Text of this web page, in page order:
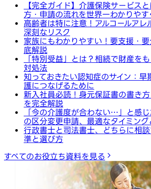
【完全ガイド】介護保険サービス
方・申請の流れを世界一わかりやす
高齢者は特に注意！アルコールアレ
深刻なリスク
家族にもわかりやすい！要支援・
底解説
「特別受益」とは？相続で財産を
対処法
知っておきたい認知症のサイン：早
護につなげるために
新入社員必読！身元保証書の書き
を完全解説
「今の介護度が合わない…」と感
の区分変更申請、最適なタイミング
行政書士と司法書士、どちらに相
準と選び方
すべてのお役立ち資料を見る